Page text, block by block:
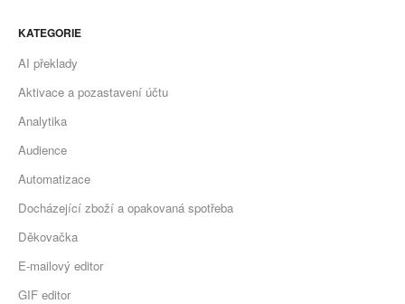
KATEGORIE
AI překlady
Aktivace a pozastavení účtu
Analytika
Audience
Automatizace
Docházející zboží a opakovaná spotřeba
Děkovačka
E-mailový editor
GIF editor